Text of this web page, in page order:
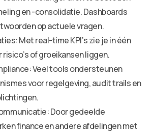
en -consolidatie. Dashboards
op actuele vragen.
Met real-time KPI’s zie je in één
of groeikansen liggen.
Veel tools ondersteunen
voor regelgeving, audit trails en
Door gedeelde
finance en andere afdelingen met